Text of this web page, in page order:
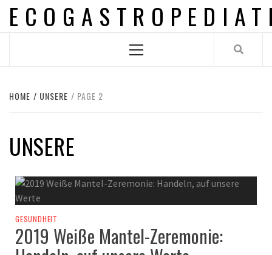
Skip
Menu
HOME UNSERE PAGE 2
UNSERE
GESUNDHEIT
2019 Weiße Mantel-Zeremonie: